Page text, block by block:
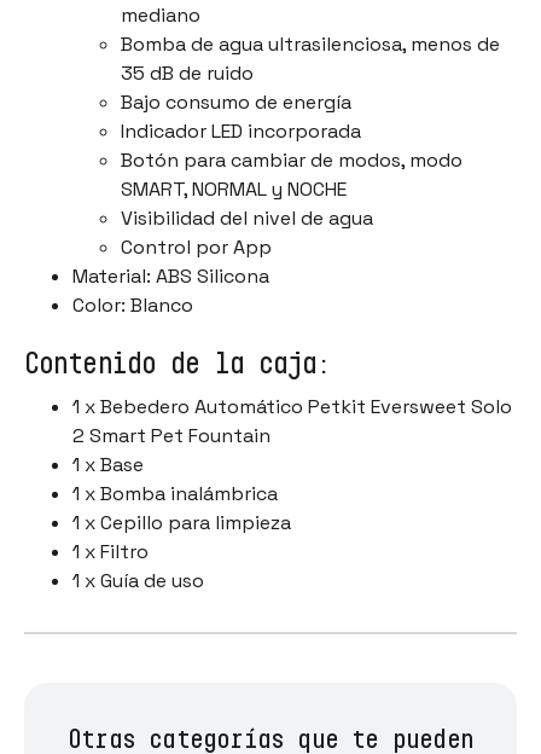
mediano
Bomba de agua ultrasilenciosa, menos de
35 dB de ruido
Bajo consumo de energía
Indicador LED incorporada
Botón para cambiar de modos, modo
SMART, NORMAL y NOCHE
Visibilidad del nivel de agua
Control por App
Material: ABS Silicona
Color: Blanco
Contenido de la caja:
1 x Bebedero Automático Petkit Eversweet Solo
2 Smart Pet Fountain
1 x Base
1 x Bomba inalámbrica
1 x Cepillo para limpieza
1 x Filtro
1 x Guía de uso
Otras categorías que te pueden